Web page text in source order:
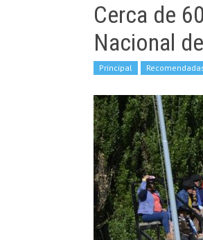
Cerca de
Nacional
Principal